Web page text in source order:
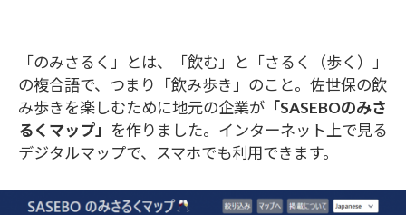
「のみさるく」とは、「飲む」と「さるく（歩く）」
の複合語で、つまり「飲み歩き」のこと。佐世保の飲
み歩きを楽しむために地元の企業が 「SASEBOのみさ
るくマップ」 を作りました。インターネット上で見る
デジタルマップで、スマホでも利用できます。